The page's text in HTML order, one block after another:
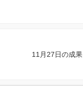
11月27日の成果